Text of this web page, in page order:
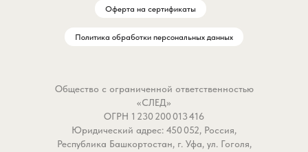
Оферта на сертификаты
Политика обработки персональных данных
Общество с ограниченной ответственностью
«СЛЕД»
ОГРН 1 230 200 013 416
Юридический адрес: 450 052, Россия,
Республика Башкортостан, г. Уфа, ул. Гоголя,